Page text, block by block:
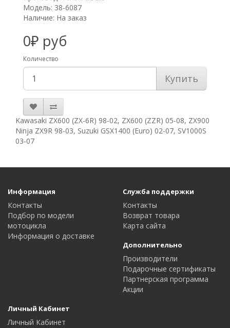
Модель: 38-6087
Наличие: На заказ
0₽ руб
Количество
Купить
Kawasaki ZX600 (ZX-6R) 98-02, ZX600 (ZZR) 05-08, ZX900
Ninja ZX9R 98-03, Suzuki GSX1400 (Euro) 02-07, SV1000S
03-07
Информация
Контакты
Подбор по модели
мотоцикла
Информация о доставке
Служба поддержки
Контакты
Возврат товара
Карта сайта
Дополнительно
Производители
Подарочные сертификаты
Партнерская программа
Акции
Личный Кабинет
Личный Кабинет